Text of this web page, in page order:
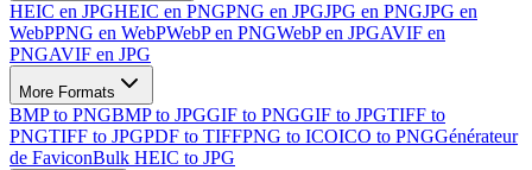
HEIC en JPGHEIC en PNGPNG en JPGJPG en PNGJPG en
WebPPNG en WebPWebP en PNGWebP en JPGAVIF en
PNGAVIF en JPG
More Formats
BMP to PNGBMP to JPGGIF to PNGGIF to JPGTIFF to
PNGTIFF to JPGPDF to TIFFPNG to ICOICO to PNGGénérateur
de FaviconBulk HEIC to JPG